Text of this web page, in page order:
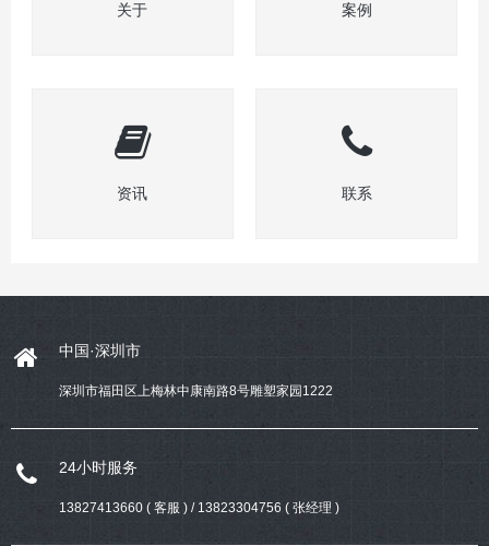
关于 案例
资讯 联系
中国·深圳市
深圳市福田区上梅林中康南路8号雕塑家园1222
24小时服务
13827413660 ( 客服 ) / 13823304756 ( 张经理 )